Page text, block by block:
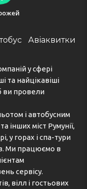
24 hours before arrival
If you are
the property in
confirmation. Guests
IT
Авіаквитки
у сфері
та найцікавіші
ви провели
і автобусним
інших міст Румунії,
у горах і спа-тури
Ми працюємо в
сервісу.
вілл і гостьових